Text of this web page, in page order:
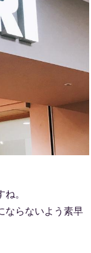
。
ならないよう素早